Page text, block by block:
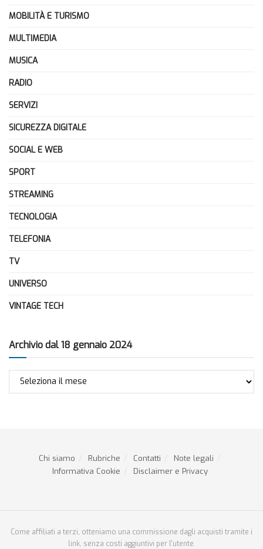
MOBILITÀ E TURISMO
MULTIMEDIA
MUSICA
RADIO
SERVIZI
SICUREZZA DIGITALE
SOCIAL E WEB
SPORT
STREAMING
TECNOLOGIA
TELEFONIA
TV
UNIVERSO
VINTAGE TECH
Archivio dal 18 gennaio 2024
Archivio
Chi siamo Rubriche Contatti
Note legali
Informativa Cookie
Disclaimer e Privacy
Come affiliati a terzi, otteniamo una commissione dagli acquisti tramite i
link, senza costi aggiuntivi per l'utente.